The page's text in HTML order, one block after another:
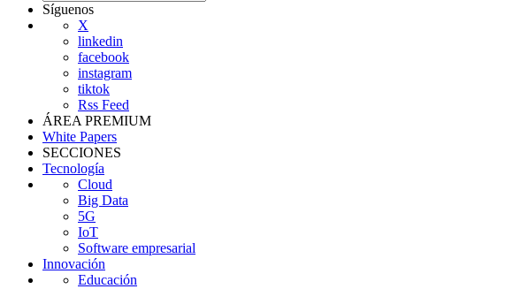
Síguenos
X
linkedin
facebook
instagram
tiktok
Rss Feed
ÁREA PREMIUM
White Papers
SECCIONES
Tecnología
Cloud
Big Data
5G
IoT
Software empresarial
Innovación
Educación